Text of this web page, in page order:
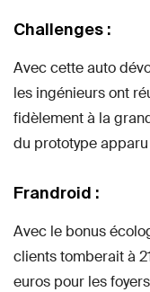
Challenges :
Avec cette auto
les ingénieurs ont
fidèlement à la
du prototype
Frandroid :
Avec le bonus
clients tomberait à
euros pour les